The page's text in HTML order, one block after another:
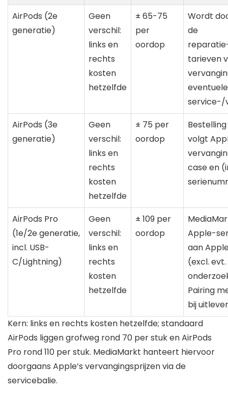
AirPods (2e
generatie)
Geen
verschil:
links en
rechts
kosten
hetzelfde
± 65-75
per
oordop
Wordt
de
tarieven
eventuele
service-/
AirPods (3e
generatie)
Geen
verschil:
links en
rechts
kosten
hetzelfde
± 75 per
oordop
volgt
case en
AirPods Pro
(1e/2e generatie,
incl. USB-
C/Lightning)
Geen
verschil:
links en
rechts
kosten
hetzelfde
± 109 per
oordop
Apple-
aan
(excl. evt.
Pairing
bij
Kern: links en rechts kosten hetzelfde; standaard
AirPods liggen grofweg rond 70 per stuk en AirPods
Pro rond 110 per stuk. MediaMarkt hanteert hiervoor
doorgaans Apple’s vervangingsprijzen via de
servicebalie.